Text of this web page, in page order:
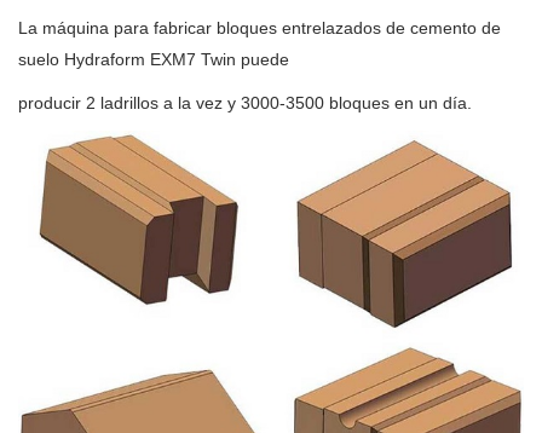
La máquina para fabricar bloques entrelazados de cemento de
suelo Hydraform EXM7 Twin puede
producir 2 ladrillos a la vez y 3000-3500 bloques en un día.